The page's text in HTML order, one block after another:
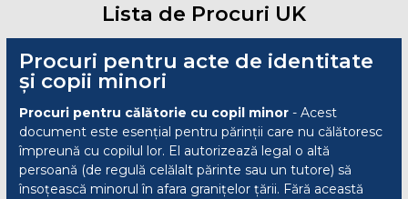
Lista de Procuri UK
Procuri pentru acte de identitate
și copii minori
Procuri pentru călătorie cu copil minor - Acest
document este esențial pentru părinții care nu călătoresc
împreună cu copilul lor. El autorizează legal o altă
persoană (de regulă celălalt părinte sau un tutore) să
însoțească minorul în afara granițelor țării. Fără această